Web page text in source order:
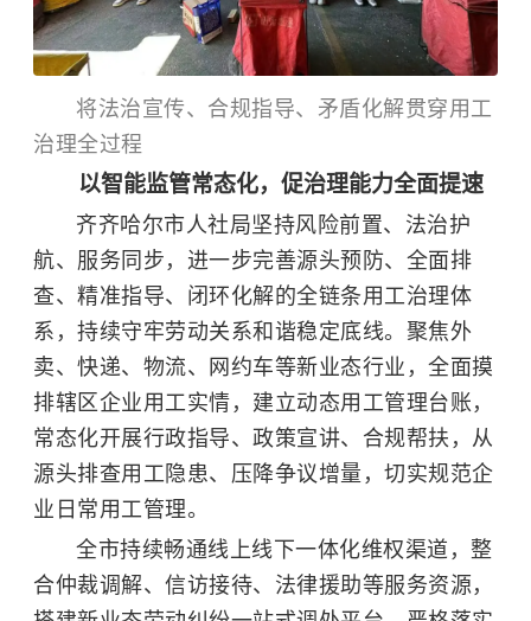
将法治宣传、合规指导、矛盾化解贯穿用工
治理全过程
以智能监管常态化，促治理能力全面提速
齐齐哈尔市人社局坚持风险前置、法治护
航、服务同步，进一步完善源头预防、全面排
查、精准指导、闭环化解的全链条用工治理体
系，持续守牢劳动关系和谐稳定底线。聚焦外
卖、快递、物流、网约车等新业态行业，全面摸
排辖区企业用工实情，建立动态用工管理台账，
常态化开展行政指导、政策宣讲、合规帮扶，从
源头排查用工隐患、压降争议增量，切实规范企
业日常用工管理。
全市持续畅通线上线下一体化维权渠道，整
合仲裁调解、信访接待、法律援助等服务资源，